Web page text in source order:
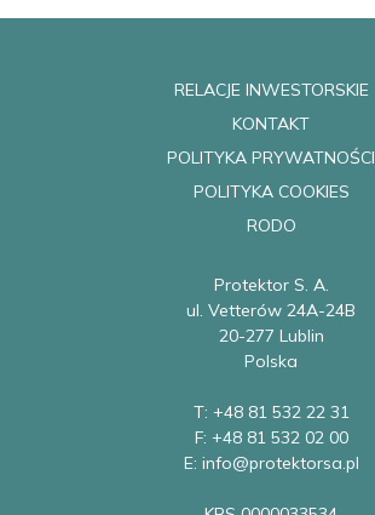
RELACJE INWESTORSKIE
KONTAKT
POLITYKA PRYWATNOŚCI
POLITYKA COOKIES
RODO
Protektor S. A.
ul. Vetterów 24A-24B
20-277 Lublin
Polska
T: +48 81 532 22 31
F: +48 81 532 02 00
E: info@protektorsa.pl